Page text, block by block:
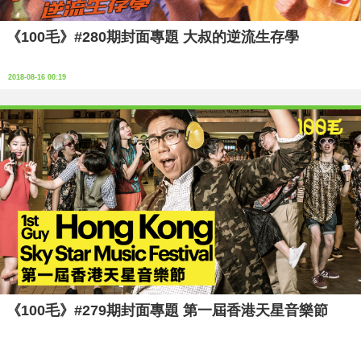
《100毛》#280期封面專題 大叔的逆流生存學
2018-08-16 00:19
《100毛》#279期封面專題 第一屆香港天星音樂節